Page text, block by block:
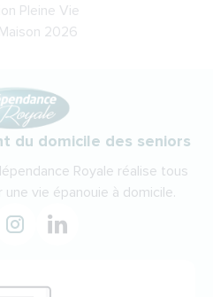
Pleine Vie
2026
du domicile des seniors
Royale réalise tous
vie épanouie à domicile.